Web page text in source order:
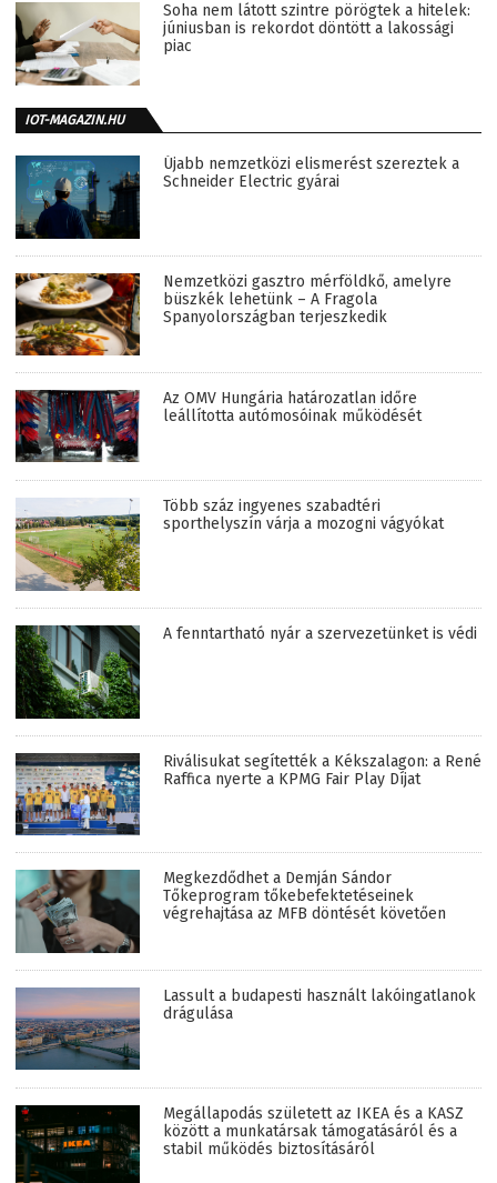
Soha nem látott szintre pörögtek a hitelek:
júniusban is rekordot döntött a lakossági
piac
IOT-MAGAZIN.HU
Újabb nemzetközi elismerést szereztek a
Schneider Electric gyárai
Nemzetközi gasztro mérföldkő, amelyre
büszkék lehetünk – A Fragola
Spanyolországban terjeszkedik
Az OMV Hungária határozatlan időre
leállította autómosóinak működését
Több száz ingyenes szabadtéri
sporthelyszín várja a mozogni vágyókat
A fenntartható nyár a szervezetünket is védi
Riválisukat segítették a Kékszalagon: a René
Raffica nyerte a KPMG Fair Play Díjat
Megkezdődhet a Demján Sándor
Tőkeprogram tőkebefektetéseinek
végrehajtása az MFB döntését követően
Lassult a budapesti használt lakóingatlanok
drágulása
Megállapodás született az IKEA és a KASZ
között a munkatársak támogatásáról és a
stabil működés biztosításáról